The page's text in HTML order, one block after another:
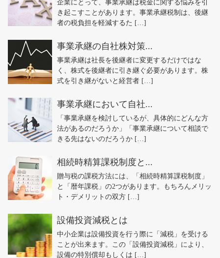
企業にとって、事業承継は税金に関する悩みを引
き起こすことがあります。事業承継税制は、後継
者の税負担を軽減するた […]
事業承継の自社株対策...
事業承継は社長を後継者に変更するだけではな
く、株式を後継者に引き継ぐ必要があります。株
式を引き継がないと経営者 […]
事業承継において自社...
「事業承継を検討しているが、具体的にどんな方
法があるのだろうか」「事業承継について相談で
きる先はないのだろうか […]
相続時精算課税制度と...
贈与税の課税方法には、「相続時精算課税制度」
と「暦年課税」の2つがあります。もちろんメリッ
ト・デメリットの双方 […]
設備投資減税とは
中小企業は設備投資を行う際に「減税」を受ける
ことが出来ます。この「設備投資減税」により、
設備の特別償却もしくは […]